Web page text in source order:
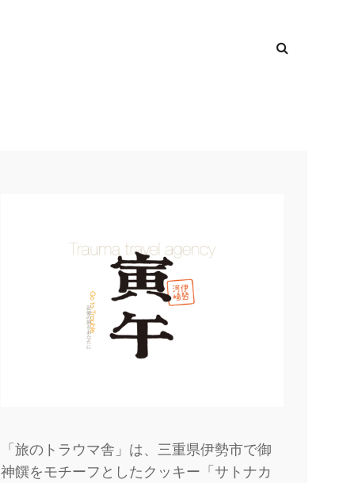
TOP
「旅のトラウマ舎」は、三重県伊勢市で御
神饌をモチーフとしたクッキー「サトナカ